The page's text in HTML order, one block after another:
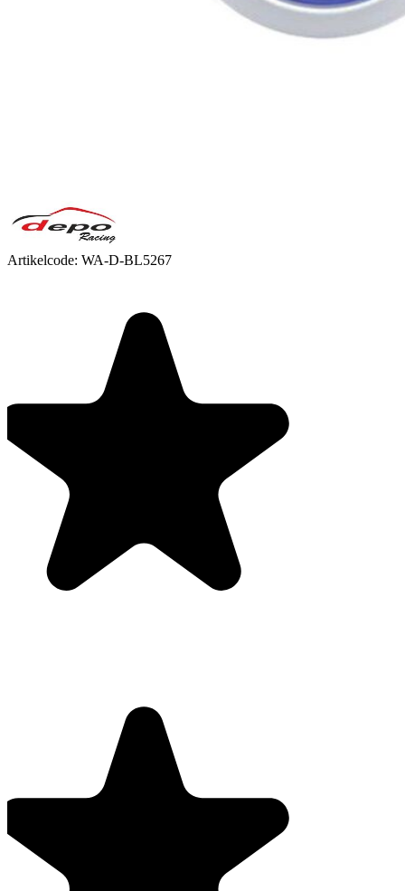
Artikelcode: WA-D-BL5267